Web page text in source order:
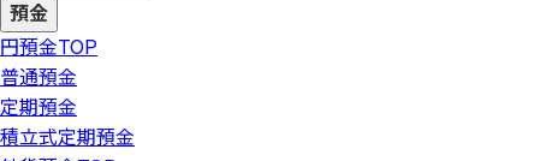
預金
円預金TOP
普通預金
定期預金
積立式定期預金